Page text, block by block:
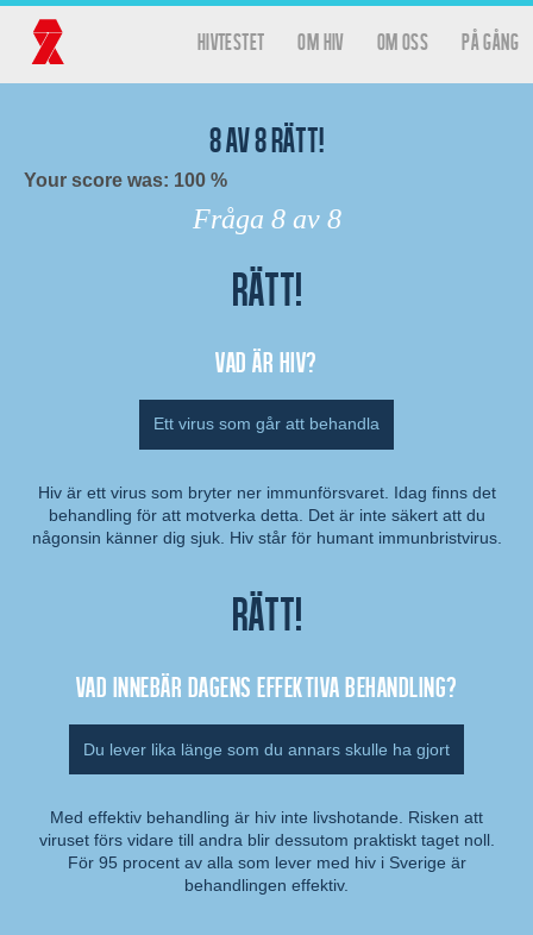
Huvudmeny
hivtestet Om HIV Om oss På gång
8av8rätt!
Your score was: 100 %
Fråga 8av 8
Rätt!
Vad är hiv?
Ett virus som går att behandla
Kommentar:
Hiv är ett virus som bryter ner immunförsvaret. Idag finns det
behandling för att motverka detta. Det är inte säkert att du
någonsin känner dig sjuk. Hiv står för humant immunbristvirus.
Rätt!
Vad innebär dagens effektiva behandling?
Du lever lika länge som du annars skulle ha gjort
Kommentar:
Med effektiv behandling är hiv inte livshotande. Risken att
viruset förs vidare till andra blir dessutom praktiskt taget noll.
För 95 procent av alla som lever med hiv i Sverige är
behandlingen effektiv.